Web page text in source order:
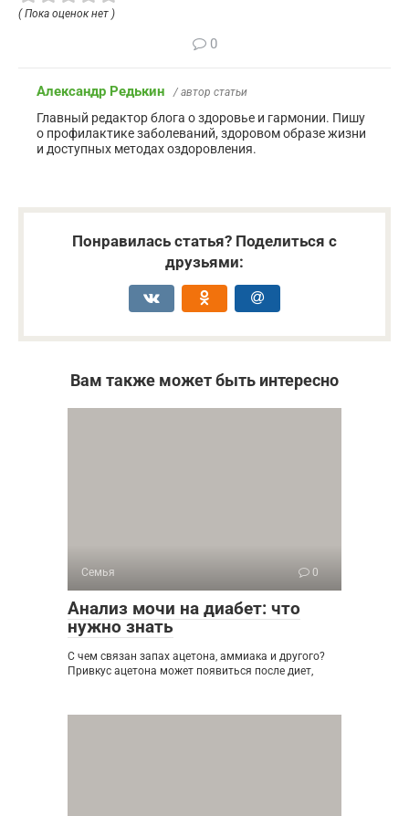
( Пока оценок нет )
0
Александр Редькин / автор статьи
Главный редактор блога о здоровье и гармонии. Пишу
о профилактике заболеваний, здоровом образе жизни
и доступных методах оздоровления.
Понравилась статья? Поделиться с
друзьями:
Вам также может быть интересно
Семья 0
Анализ мочи на диабет: что
нужно знать
С чем связан запах ацетона, аммиака и другого?
Привкус ацетона может появиться после диет,